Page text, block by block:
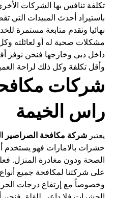
تكلفة تنافس بها الشركات
باستيراد أحدث المبيدات التي
نهائيا ونقدم متابعة مستمرة
مشكلات صحية له أو لعائلته
داخل دبي وخارجها فنحن
وأقل تكلفة وكل ذلك لراحة
شركات
راس الخيمة
يعتبرشركة مكافحة الصراصير
حشرات بالامارات فهو يستخدم
الصحة ودون مغادرة المنزل.
على شركتنا لمكافحة جميع
وخصوصاً مع إرتفاع درجات